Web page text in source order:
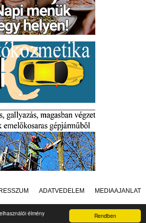
Rendben
élmény
ADATVÉDELEM MÉDIAAJÁNLAT
Készítette:Raster Studio